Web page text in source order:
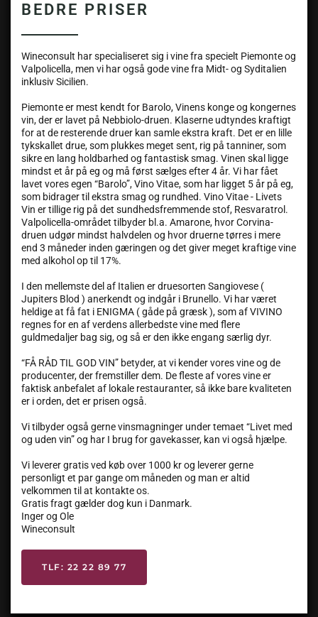
BEDRE PRISER
Wineconsult har specialiseret sig i vine fra specielt Piemonte og
Valpolicella, men vi har også gode vine fra Midt- og Syditalien
inklusiv Sicilien.
Piemonte er mest kendt for Barolo, Vinens konge og kongernes
vin, der er lavet på Nebbiolo-druen. Klaserne udtyndes kraftigt
for at de resterende druer kan samle ekstra kraft. Det er en lille
tykskallet drue, som plukkes meget sent, rig på tanniner, som
sikre en lang holdbarhed og fantastisk smag. Vinen skal ligge
mindst et år på eg og må først sælges efter 4 år. Vi har fået
lavet vores egen “Barolo”, Vino Vitae, som har ligget 5 år på eg,
som bidrager til ekstra smag og rundhed. Vino Vitae - Livets
Vin er tillige rig på det sundhedsfremmende stof, Resvaratrol.
Valpolicella-området tilbyder bl.a. Amarone, hvor Corvina-
druen udgør mindst halvdelen og hvor druerne tørres i mere
end 3 måneder inden gæringen og det giver meget kraftige vine
med alkohol op til 17%.
I den mellemste del af Italien er druesorten Sangiovese (
Jupiters Blod ) anerkendt og indgår i Brunello. Vi har været
heldige at få fat i ENIGMA ( gåde på græsk ), som af VIVINO
regnes for en af verdens allerbedste vine med flere
guldmedaljer bag sig, og så er den ikke engang særlig dyr.
“FÅ RÅD TIL GOD VIN” betyder, at vi kender vores vine og de
producenter, der fremstiller dem. De fleste af vores vine er
faktisk anbefalet af lokale restauranter, så ikke bare kvaliteten
er i orden, det er prisen også.
Vi tilbyder også gerne vinsmagninger under temaet “Livet med
og uden vin” og har I brug for gavekasser, kan vi også hjælpe.
Vi leverer gratis ved køb over 1000 kr og leverer gerne
personligt et par gange om måneden og man er altid
velkommen til at kontakte os.
Gratis fragt gælder dog kun i Danmark.
Inger og Ole
Wineconsult
TLF: 22 22 89 77